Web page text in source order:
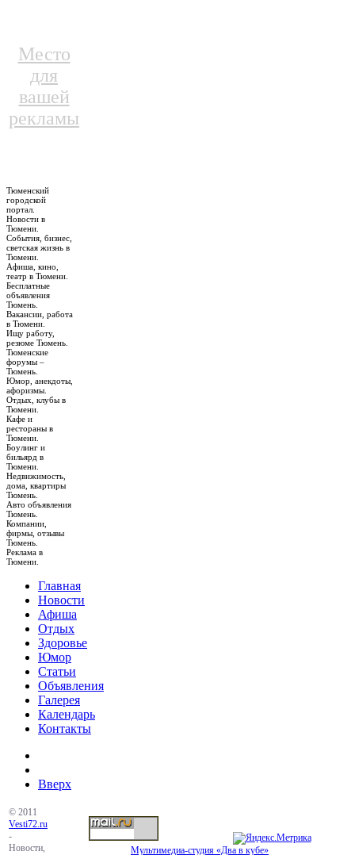
Место
для
вашей
рекламы
Тюменский
городской
портал.
Новости в
Тюмени.
События, бизнес,
светская жизнь в
Тюмени.
Афиша, кино,
театр в Тюмени.
Бесплатные
объявления
Тюмень.
Вакансии, работа
в Тюмени.
Ищу работу,
резюме Тюмень.
Тюменские
форумы –
Тюмень.
Юмор, анекдоты,
афоризмы.
Отдых, клубы в
Тюмени.
Кафе и
рестораны в
Тюмени.
Боулинг и
бильярд в
Тюмени.
Недвижимость,
дома, квартиры
Тюмень.
Авто объявления
Тюмень.
Компании,
фирмы, отзывы
Тюмень.
Реклама в
Тюмени.
Главная
Новости
Афиша
Отдых
Здоровье
Юмор
Статьи
Объявления
Галерея
Календарь
Контакты
Вверх
© 2011
Vesti72.ru
-
Новости,
Мультимедиа-студия «Два в кубе»